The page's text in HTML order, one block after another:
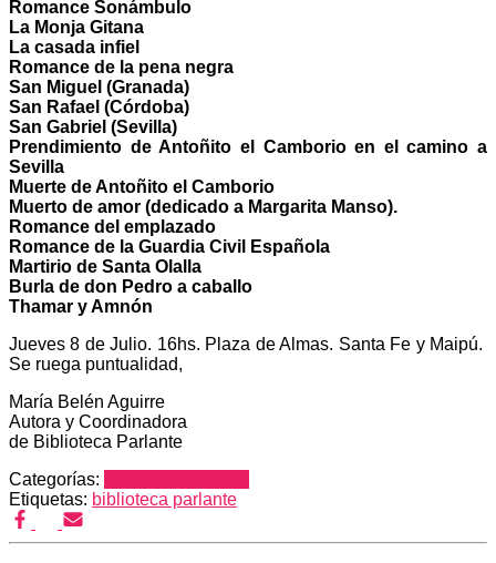
Romance Sonámbulo
La Monja Gitana
La casada infiel
Romance de la pena negra
San Miguel (Granada)
San Rafael (Córdoba)
San Gabriel (Sevilla)
Prendimiento de Antoñito el Camborio en el camino a
Sevilla
Muerte de Antoñito el Camborio
Muerto de amor (dedicado a Margarita Manso).
Romance del emplazado
Romance de la Guardia Civil Española
Martirio de Santa Olalla
Burla de don Pedro a caballo
Thamar y Amnón
Jueves 8 de Julio. 16hs. Plaza de Almas. Santa Fe y Maipú.
Se ruega puntualidad,
María Belén Aguirre
Autora y Coordinadora
de Biblioteca Parlante
Categorías:
Etiquetas: biblioteca parlante